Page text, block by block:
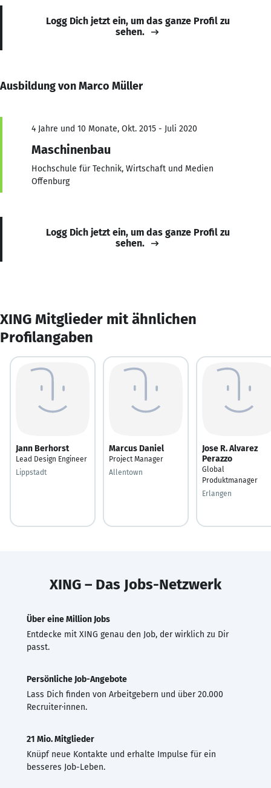
Logg Dich jetzt ein, um das ganze Profil zu
sehen.
Ausbildung von Marco Müller
4 Jahre und 10 Monate, Okt. 2015 - Juli 2020
Maschinenbau
Hochschule für Technik, Wirtschaft und Medien
Offenburg
Logg Dich jetzt ein, um das ganze Profil zu
sehen.
XING Mitglieder mit ähnlichen
Profilangaben
Jann Berhorst
Lead Design Engineer
Lippstadt
Marcus Daniel
Project Manager
Allentown
Jose R. Alvarez
Perazzo
Global
Produktmanager
Erlangen
XING – Das Jobs-Netzwerk
Über eine Million Jobs
Entdecke mit XING genau den Job, der wirklich zu Dir
passt.
Persönliche Job-Angebote
Lass Dich finden von Arbeitgebern und über 20.000
Recruiter·innen.
21 Mio. Mitglieder
Knüpf neue Kontakte und erhalte Impulse für ein
besseres Job-Leben.